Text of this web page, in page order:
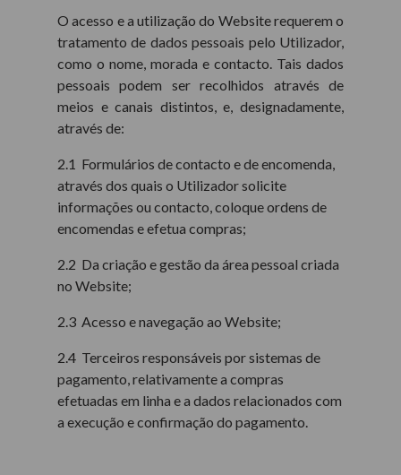
O acesso e a utilização do Website requerem o
tratamento de dados pessoais pelo Utilizador,
como o nome, morada e contacto. Tais dados
pessoais podem ser recolhidos através de
meios e canais distintos, e, designadamente,
através de:
2.1 Formulários de contacto e de encomenda,
através dos quais o Utilizador solicite
informações ou contacto, coloque ordens de
encomendas e efetua compras;
2.2 Da criação e gestão da área pessoal criada
no Website;
2.3 Acesso e navegação ao Website;
2.4 Terceiros responsáveis por sistemas de
pagamento, relativamente a compras
efetuadas em linha e a dados relacionados com
a execução e confirmação do pagamento.